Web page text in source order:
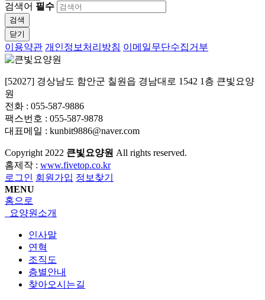
검색어 필수
검색
닫기
이용약관 개인정보처리방침 이메일무단수집거부
[52027] 경상남도 함안군 칠원읍 경남대로 1542 1층 큰빛요양
원
전화 : 055-587-9886
팩스번호 : 055-587-9878
대표메일 : kunbit9886@naver.com
Copyright 2022 큰빛요양원 All rights reserved.
홈제작 : www.fivetop.co.kr
로그인 회원가입 정보찾기
MENU
홈으로
요양원소개
인사말
연혁
조직도
층별안내
찾아오시는길